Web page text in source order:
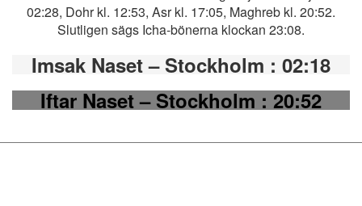
02:28, Dohr kl. 12:53, Asr kl. 17:05, Maghreb kl. 20:52.
Slutligen sägs Icha-bönerna klockan 23:08.
Imsak Naset – Stockholm : 02:18
Iftar Naset – Stockholm: 20:52